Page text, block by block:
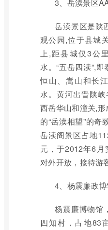
3、岳渎景区
岳渎景区是陕
观公园,位于县城
上,距县城仅3公
水。“五岳四渎”,即
恒山、嵩山和长
水。黄河出晋陕
西岳华山和潼关,
的“岳渎相望”的奇
岳渎阁景区占地
元，于2012年6
对外开放，接待游
4、杨震廉政
杨震廉博物馆
四知村，占地83